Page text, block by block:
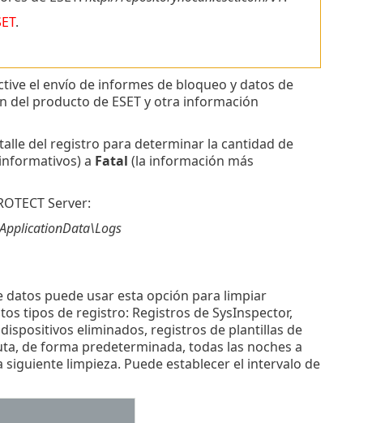
.
el envío de informes de bloqueo y datos de
del producto de ESET y otra información
del registro para determinar la cantidad de
a Fatal (la información más
Server:
datos puede usar esta opción para limpiar
tipos de registro: Registros de SysInspector,
eliminados, registros de plantillas de
de forma predeterminada, todas las noches a
limpieza. Puede establecer el intervalo de